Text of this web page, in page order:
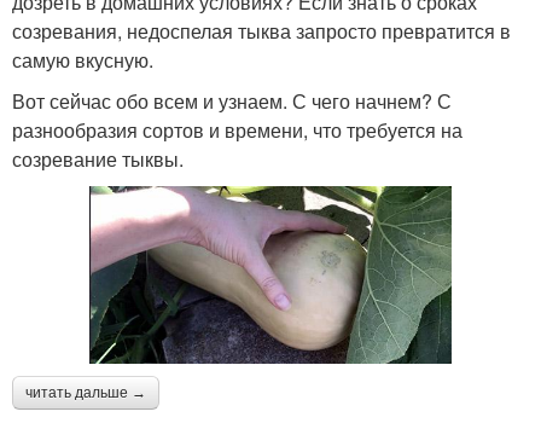
созревания, недоспелая тыква запросто превратится в
самую вкусную.
Вот сейчас обо всем и узнаем. С чего начнем? С
разнообразия сортов и времени, что требуется на
созревание тыквы.
читать дальше →